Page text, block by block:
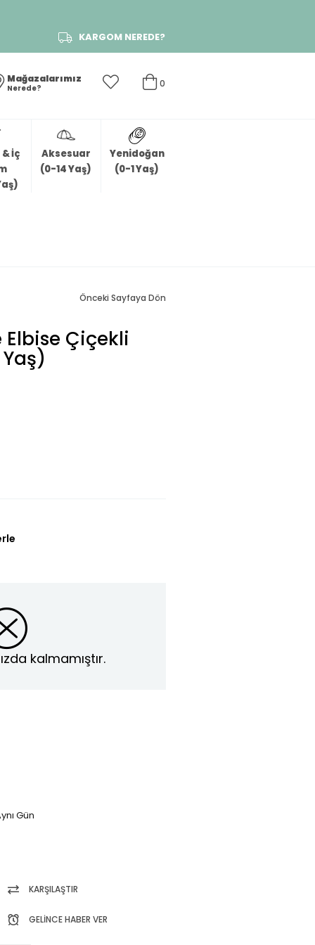
KARGOM NEREDE?
0
Mağazalarımız
Nerede?
İç
Aksesuar
(0-14 Yaş)
Yenidoğan
(0-1 Yaş)
Önceki Sayfaya Dön
Elbise Çiçekli
kalmamıştır.
Gün
KARŞILAŞTIR
GELINCE HABER VER